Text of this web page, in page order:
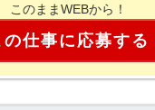
このままWEBから！
の仕事に応募する